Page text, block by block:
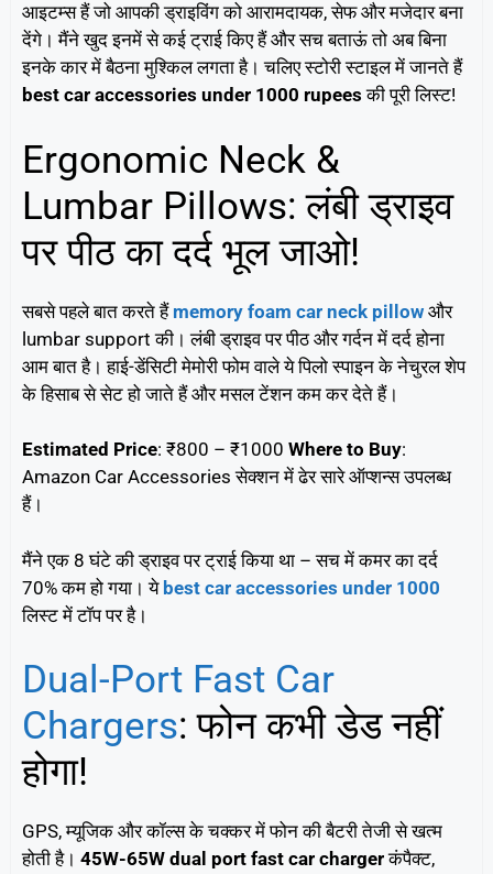
आइटम्स हैं जो आपकी ड्राइविंग को आरामदायक, सेफ और मजेदार बना
देंगे। मैंने खुद इनमें से कई ट्राई किए हैं और सच बताऊं तो अब बिना
इनके कार में बैठना मुश्किल लगता है। चलिए स्टोरी स्टाइल में जानते हैं
best car accessories under 1000 rupees की पूरी लिस्ट!
Ergonomic Neck &
Lumbar Pillows: लंबी ड्राइव
पर पीठ का दर्द भूल जाओ!
सबसे पहले बात करते हैं memory foam car neck pillow और
lumbar support की। लंबी ड्राइव पर पीठ और गर्दन में दर्द होना
आम बात है। हाई-डेंसिटी मेमोरी फोम वाले ये पिलो स्पाइन के नेचुरल शेप
के हिसाब से सेट हो जाते हैं और मसल टेंशन कम कर देते हैं।
Estimated Price: ₹800 – ₹1000 Where to Buy:
Amazon Car Accessories सेक्‍शन में ढेर सारे ऑप्शन्स उपलब्ध
हैं।
मैंने एक 8 घंटे की ड्राइव पर ट्राई किया था – सच में कमर का दर्द
70% कम हो गया। ये best car accessories under 1000
लिस्ट में टॉप पर है।
Dual-Port Fast Car
Chargers: फोन कभी डेड नहीं
होगा!
GPS, म्यूजिक और कॉल्स के चक्कर में फोन की बैटरी तेजी से खत्म
होती है। 45W-65W dual port fast car chargerकंपैक्ट,